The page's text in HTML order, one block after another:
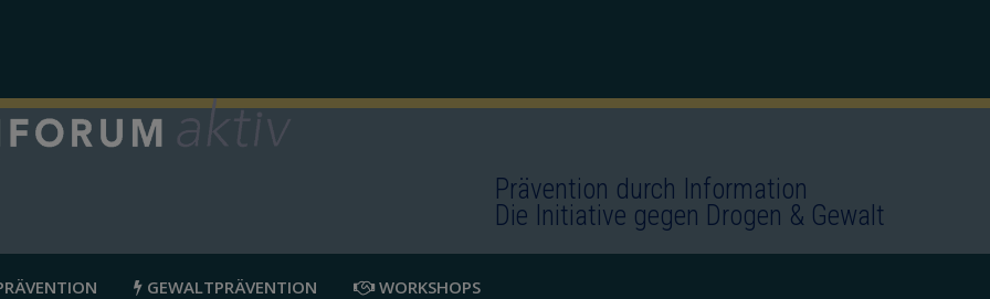
Prävention durch Information
Die Initiative gegen Drogen & Gewalt
GEWALTPRÄVENTION WORKSHOPS